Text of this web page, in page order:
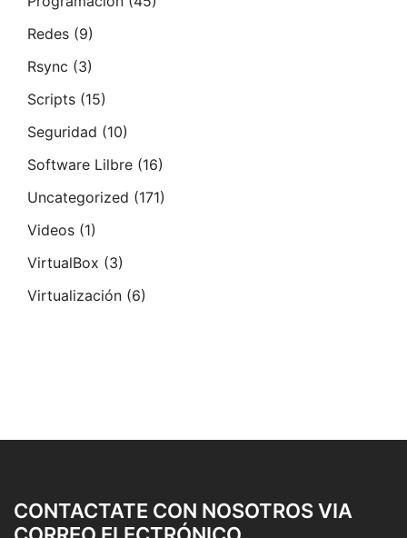
Redes (9)
Rsync (3)
Scripts (15)
Seguridad (10)
Software Lilbre (16)
Uncategorized (171)
Videos (1)
VirtualBox (3)
Virtualización (6)
CONTACTATE CON NOSOTROS VIA